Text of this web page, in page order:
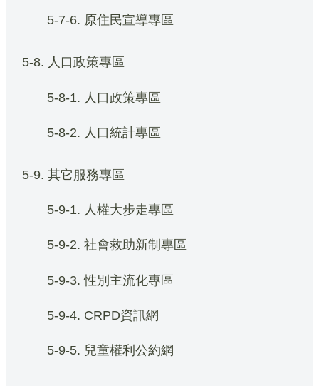
5-7-6. 原住民宣導專區
5-8. 人口政策專區
5-8-1. 人口政策專區
5-8-2. 人口統計專區
5-9. 其它服務專區
5-9-1. 人權大步走專區
5-9-2. 社會救助新制專區
5-9-3. 性別主流化專區
5-9-4. CRPD資訊網
5-9-5. 兒童權利公約網